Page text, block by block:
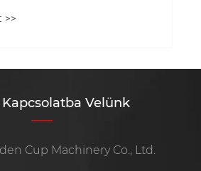
>>
Velünk
Cup Machinery Co., Ltd.